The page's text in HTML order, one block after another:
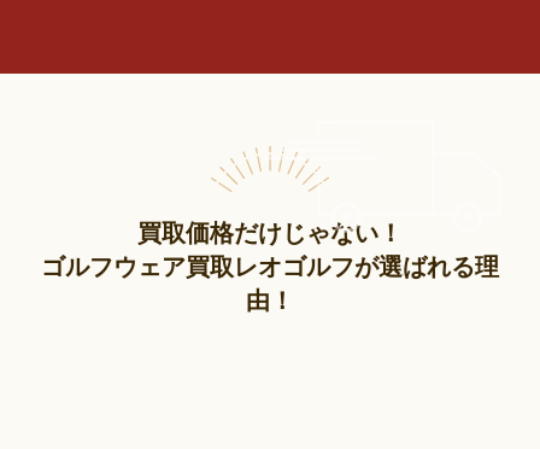
買取価格だけじゃない！
ゴルフウェア買取レオゴルフが選ばれる理
由！